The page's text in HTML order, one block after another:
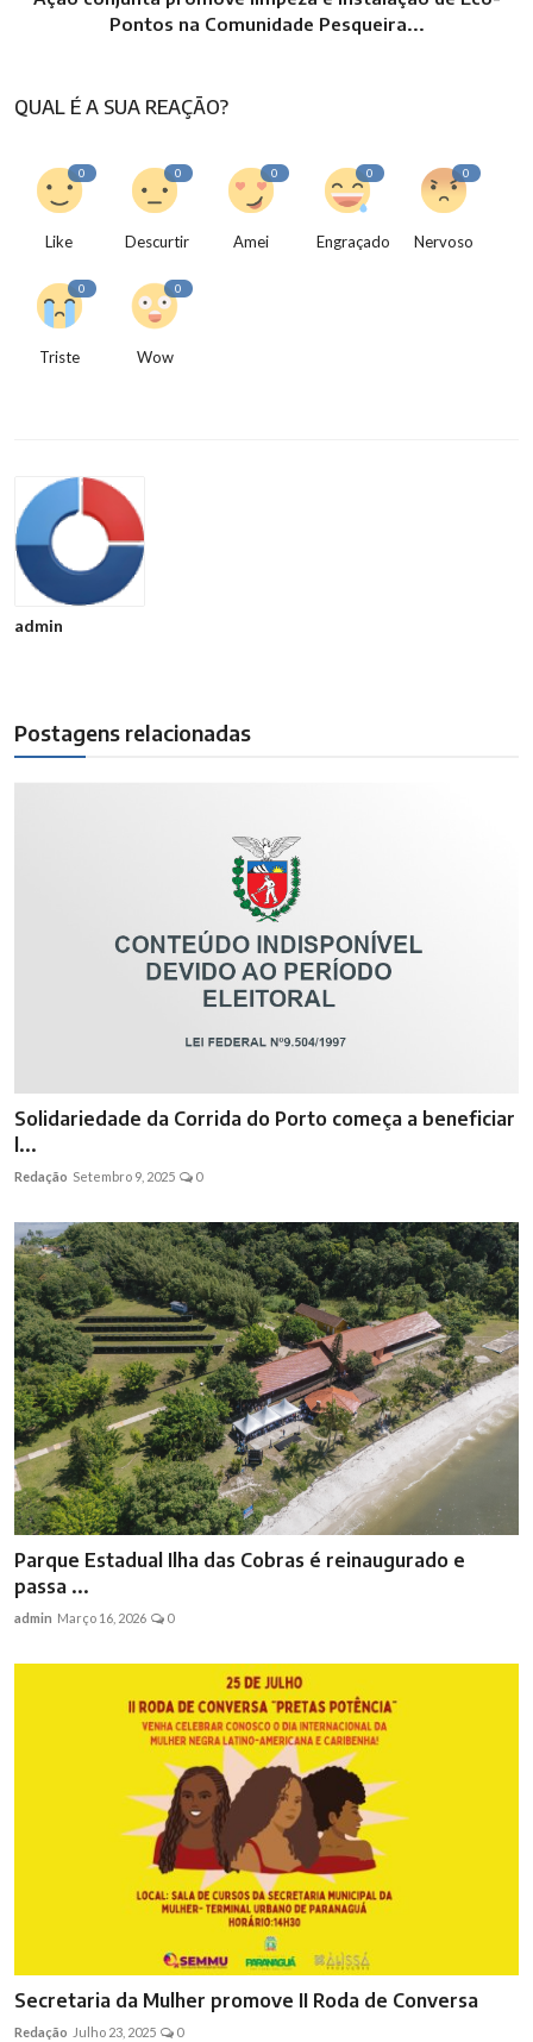
Pontos na Comunidade Pesqueira...
QUAL É A SUA REAÇÃO?
0
Like
0
Descurtir
0
Amei
0
Engraçado
0
Nervoso
0
Triste
0
Wow
admin
Postagens relacionadas
Solidariedade da Corrida do Porto começa a beneficiar
l...
Redação Setembro 9, 2025 0
Parque Estadual Ilha das Cobras é reinaugurado e
passa ...
admin Março 16, 2026 0
Secretaria da Mulher promove II Roda de Conversa
Redação Julho 23, 2025 0